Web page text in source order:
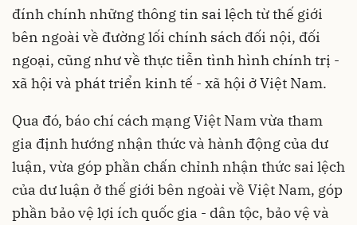
đính chính những thông tin sai lệch từ thế giới
bên ngoài về đường lối chính sách đối nội, đối
ngoại, cũng như về thực tiễn tình hình chính trị -
xã hội và phát triển kinh tế - xã hội ở Việt Nam.
Qua đó, báo chí cách mạng Việt Nam vừa tham
gia định hướng nhận thức và hành động của dư
luận, vừa góp phần chấn chỉnh nhận thức sai lệch
của dư luận ở thế giới bên ngoài về Việt Nam, góp
phần bảo vệ lợi ích quốc gia - dân tộc, bảo vệ và